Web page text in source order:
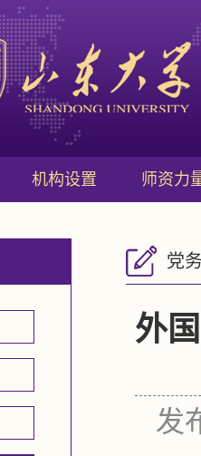
机构设置 师资力
党
外
发